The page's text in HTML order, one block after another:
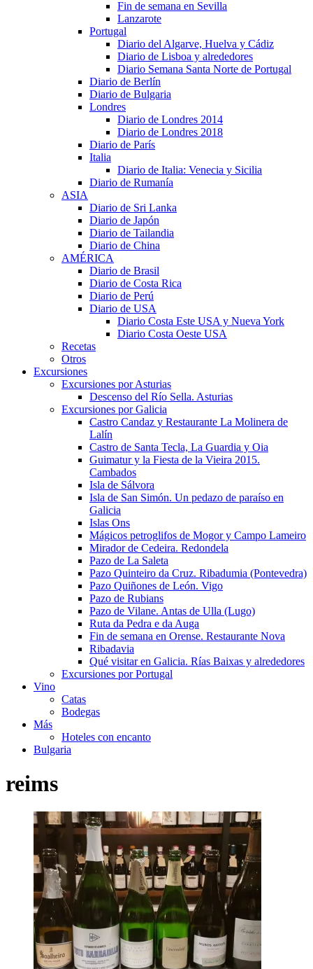
Fin de semana en Sevilla
Lanzarote
Portugal
Diario del Algarve, Huelva y Cádiz
Diario de Lisboa y alrededores
Diario Semana Santa Norte de Portugal
Diario de Berlín
Diario de Bulgaria
Londres
Diario de Londres 2014
Diario de Londres 2018
Diario de París
Italia
Diario de Italia: Venecia y Sicilia
Diario de Rumanía
ASIA
Diario de Sri Lanka
Diario de Japón
Diario de Tailandia
Diario de China
AMÉRICA
Diario de Brasil
Diario de Costa Rica
Diario de Perú
Diario de USA
Diario Costa Este USA y Nueva York
Diario Costa Oeste USA
Recetas
Otros
Excursiones
Excursiones por Asturias
Descenso del Río Sella. Asturias
Excursiones por Galicia
Castro Candaz y Restaurante La Molinera de
Lalín
Castro de Santa Tecla, La Guardia y Oia
Guimatur y la Fiesta de la Vieira 2015.
Cambados
Isla de Sálvora
Isla de San Simón. Un pedazo de paraíso en
Galicia
Islas Ons
Mágicos petroglifos de Mogor y Campo Lameiro
Mirador de Cedeira. Redondela
Pazo de La Saleta
Pazo Quinteiro da Cruz. Ribadumia (Pontevedra)
Pazo Quiñones de León. Vigo
Pazo de Rubians
Pazo de Vilane. Antas de Ulla (Lugo)
Ruta da Pedra e da Auga
Fin de semana en Orense. Restaurante Nova
Ribadavia
Qué visitar en Galicia. Rías Baixas y alrededores
Excursiones por Portugal
Vino
Catas
Bodegas
Más
Hoteles con encanto
Bulgaria
reims